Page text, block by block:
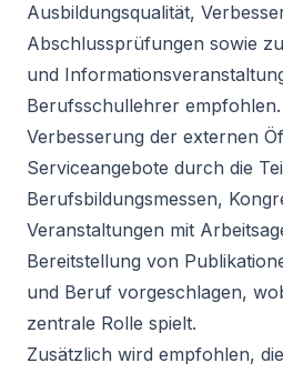
Ausbildungsqualität,
Abschlussprüfungen sowie
und
Berufsschullehrer
Verbesserung der externen
Serviceangebote durch die
Berufsbildungsmessen,
Veranstaltungen mit
Bereitstellung von
und Beruf vorgeschlagen,
zentrale Rolle spielt.
Zusätzlich wird empfohlen,